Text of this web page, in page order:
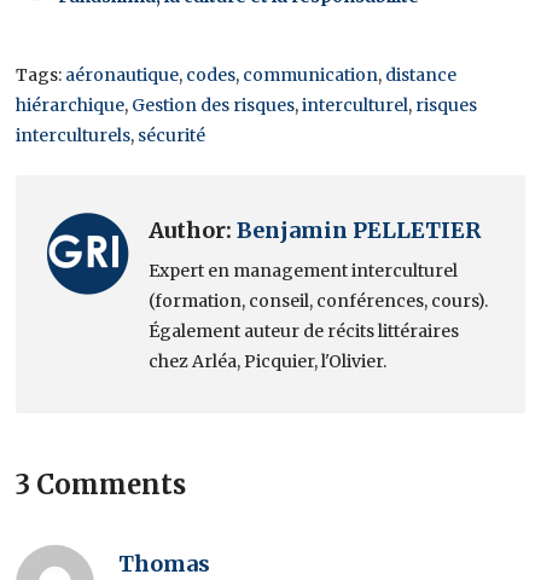
Tags: aéronautique, codes, communication, distance
hiérarchique, Gestion des risques,interculturel, risques
interculturels, sécurité
Author:Benjamin PELLETIER
Expert en management interculturel
(formation, conseil, conférences, cours).
Également auteur de récits littéraires
chez Arléa, Picquier, l'Olivier.
3 Comments
Thomas